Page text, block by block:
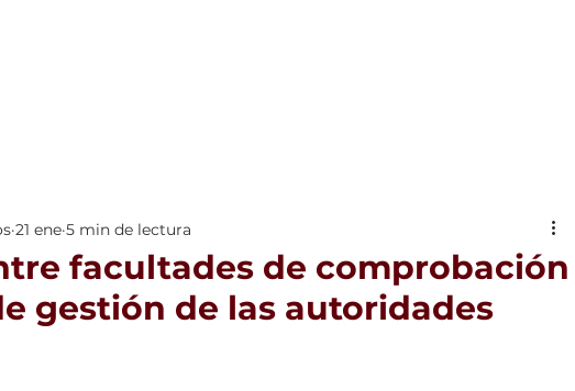
facultades de comprobación
gestión de las autoridades
21 ene 5 min de lectura